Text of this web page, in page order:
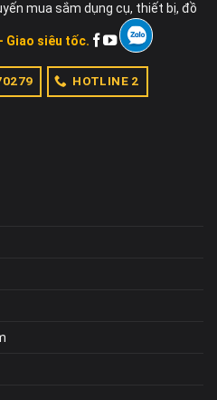
mua sắm dụng cụ, thiết bị, đồ
Giao siêu tốc.
HOTLINE 2